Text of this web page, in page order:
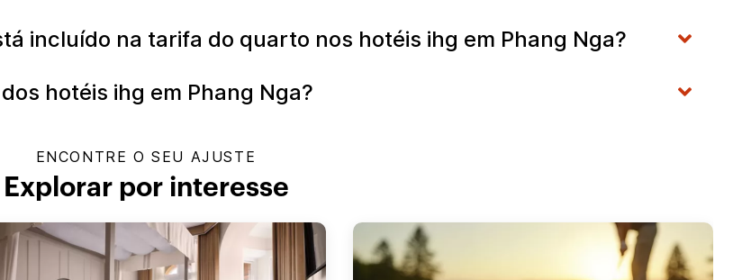
incluído na tarifa do quarto nos hotéis ihg em Phang Nga?
hotéis ihg em Phang Nga?
ENCONTRE O SEU AJUSTE
Explorar por interesse